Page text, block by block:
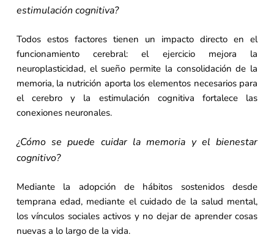
estimulación cognitiva?
Todos estos factores tienen un impacto directo en el
funcionamiento cerebral: el ejercicio mejora la
neuroplasticidad, el sueño permite la consolidación de la
memoria, la nutrición aporta los elementos necesarios para
el cerebro y la estimulación cognitiva fortalece las
conexiones neuronales.
¿Cómo se puede cuidar la memoria y el bienestar
cognitivo?
Mediante la adopción de hábitos sostenidos desde
temprana edad, mediante el cuidado de la salud mental,
los vínculos sociales activos y no dejar de aprender cosas
nuevas a lo largo de la vida.